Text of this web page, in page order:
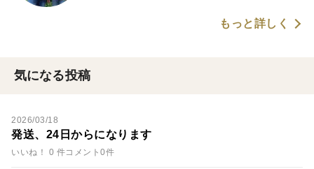
もっと詳しく
気になる投稿
2026/03/18
発送、24日からになります
いいね！ 0 件コメント0件